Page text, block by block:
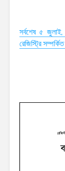
সর্বশেষ ৫ জুলাই,
রেজিস্ট্রি